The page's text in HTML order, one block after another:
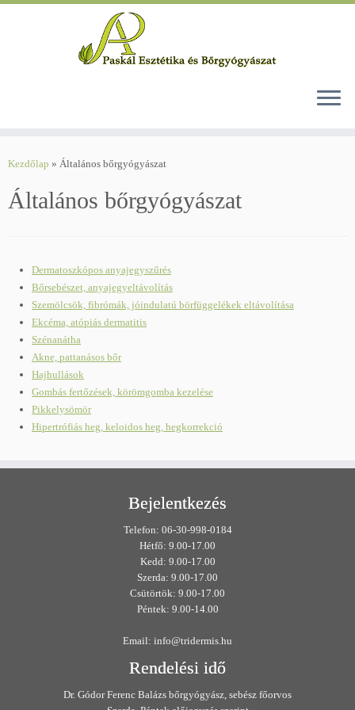
Kezdőlap » Általános bőrgyógyászat
Általános bőrgyógyászat
Dermatoszkópos anyajegyszűrés
Bőrsebészet, anyajegyeltávolítás
Szemölcsök, fibrómák, jóindulatú börfüggelékek eltávolítása
Ekcéma, atópiás dermatitis
Szénanátha
Akne, pattanásos bőr
Hajhullások
Gombás fertőzések, körömgomba kezelése
Pikkelysömör
Hipertrófiás heg, keloidos heg, hegkorrekció
Bejelentkezés
Telefon: 06-30-998-0184
Hétfő: 9.00-17.00
Kedd: 9.00-17.00
Szerda: 9.00-17.00
Csütörtök: 9.00-17.00
Péntek: 9.00-14.00
Email: info@tridermis.hu
Rendelési idő
Dr. Gódor Ferenc Balázs bőrgyógyász, sebész főorvos